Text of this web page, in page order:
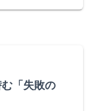
「失敗の